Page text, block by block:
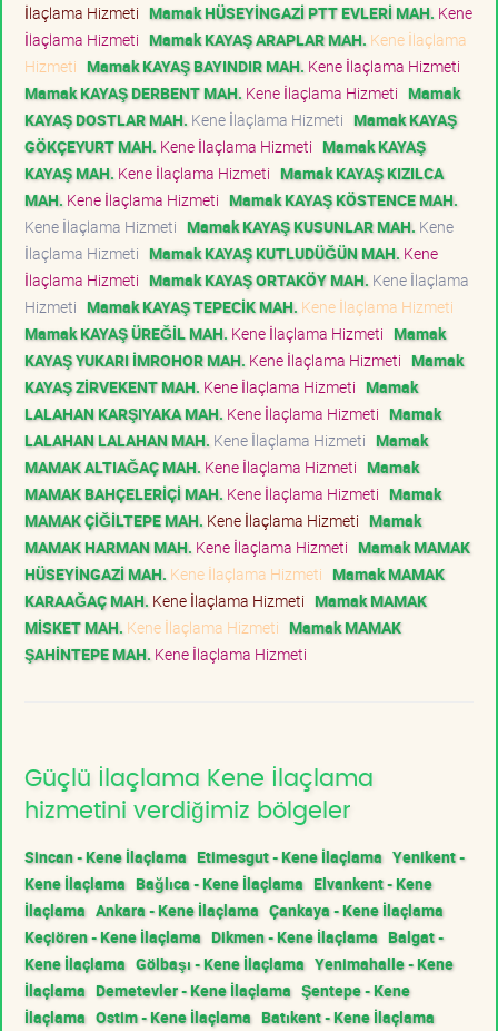
İlaçlama Hizmeti Mamak HÜSEYİNGAZİ PTT EVLERİ MAH. Kene
İlaçlama Hizmeti Mamak KAYAŞ ARAPLAR MAH. Kene İlaçlama
Hizmeti Mamak KAYAŞ BAYINDIR MAH. Kene İlaçlama Hizmeti
Mamak KAYAŞ DERBENT MAH. Kene İlaçlama Hizmeti Mamak
KAYAŞ DOSTLAR MAH. Kene İlaçlama Hizmeti Mamak KAYAŞ
GÖKÇEYURT MAH. Kene İlaçlama Hizmeti Mamak KAYAŞ
KAYAŞ MAH. Kene İlaçlama Hizmeti Mamak KAYAŞ KIZILCA
MAH. Kene İlaçlama Hizmeti Mamak KAYAŞ KÖSTENCE MAH.
Kene İlaçlama Hizmeti Mamak KAYAŞ KUSUNLAR MAH. Kene
İlaçlama Hizmeti Mamak KAYAŞ KUTLUDÜĞÜN MAH. Kene
İlaçlama Hizmeti Mamak KAYAŞ ORTAKÖY MAH. Kene İlaçlama
Hizmeti Mamak KAYAŞ TEPECİK MAH. Kene İlaçlama Hizmeti
Mamak KAYAŞ ÜREĞİL MAH. Kene İlaçlama Hizmeti Mamak
KAYAŞ YUKARI İMROHOR MAH. Kene İlaçlama Hizmeti Mamak
KAYAŞ ZİRVEKENT MAH. Kene İlaçlama Hizmeti Mamak
LALAHAN KARŞIYAKA MAH. Kene İlaçlama Hizmeti Mamak
LALAHAN LALAHAN MAH. Kene İlaçlama Hizmeti Mamak
MAMAK ALTIAĞAÇ MAH. Kene İlaçlama Hizmeti Mamak
MAMAK BAHÇELERİÇİ MAH. Kene İlaçlama Hizmeti Mamak
MAMAK ÇİĞİLTEPE MAH. Kene İlaçlama Hizmeti Mamak
MAMAK HARMAN MAH. Kene İlaçlama Hizmeti Mamak MAMAK
HÜSEYİNGAZİ MAH. Kene İlaçlama Hizmeti Mamak MAMAK
KARAAĞAÇ MAH. Kene İlaçlama Hizmeti Mamak MAMAK
MİSKET MAH. Kene İlaçlama Hizmeti Mamak MAMAK
ŞAHİNTEPE MAH. Kene İlaçlama Hizmeti
Güçlü İlaçlama Kene İlaçlama
hizmetini verdiğimiz bölgeler
Sincan - Kene İlaçlama Etimesgut - Kene İlaçlama Yenikent -
Kene İlaçlama Bağlıca - Kene İlaçlama Elvankent - Kene
İlaçlama Ankara - Kene İlaçlama Çankaya - Kene İlaçlama
Keçiören - Kene İlaçlama Dikmen - Kene İlaçlama Balgat -
Kene İlaçlama Gölbaşı - Kene İlaçlama Yenimahalle - Kene
İlaçlama Demetevler - Kene İlaçlama Şentepe - Kene
İlaçlama Ostim - Kene İlaçlama Batıkent - Kene İlaçlama